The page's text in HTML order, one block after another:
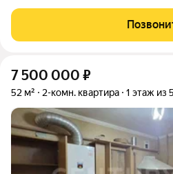
детьми(школа и сад рядом) и тех
комфорт.Из окон открывается
7 500 000 ₽
52 м² 2-комн. квартира 1 этаж из 5